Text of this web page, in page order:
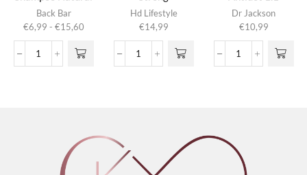
Herbs
Back Bar
€6,99 - €15,60Prijsklasse:
tot
Nº04
heeft
meerdere
Deze optie
Hd Lifestyle
€14,99
Gel
Dr Jackson
€10,99
Matt